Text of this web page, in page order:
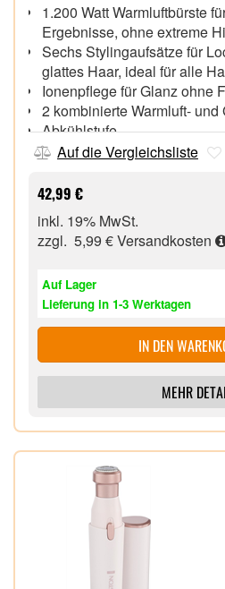
1.200 Watt Warmluftbürste
Ergebnisse, ohne extreme
Sechs Stylingaufsätze für
glattes Haar, ideal für alle
Ionenpflege für Glanz ohne
2 kombinierte Warmluft- und
Abkühlstufe,
Abnehmbarer, leicht zu
3 Meter Kabel mit
Auf die Vergleichsliste
42,99 €
inkl. 19% MwSt.
zzgl. 5,99 €Versandkosten
Auf Lager
Lieferung in 1-3 Werktagen
IN DEN
MEHR